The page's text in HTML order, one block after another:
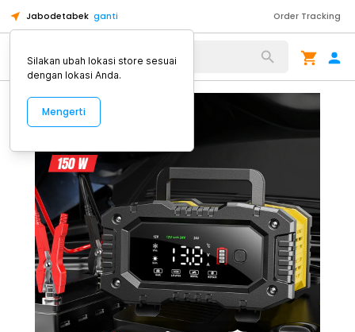
Jabodetabek ganti Order Tracking
Alat Kopi
Silakan ubah lokasi store sesuai
dengan lokasi Anda.
Mengerti